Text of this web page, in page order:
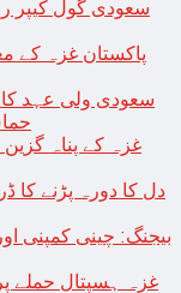
سعودی گول کیپر
پاکستان غزہ کے
سعودی ولی عہد کا
دل کا دورہ پڑنے کا
بیجنگ: چینی کمپنی
غزہ ہسپتال حملے